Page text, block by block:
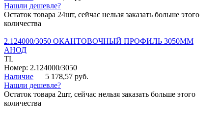
Нашли дешевле?
Остаток товара 24шт, сейчас нельзя заказать больше этого
количества
2.124000/3050 ОКАНТОВОЧНЫЙ ПРОФИЛЬ 3050ММ
АНОД
TL
Номер: 2.124000/3050
Наличие
5 178,57 руб.
Нашли дешевле?
Остаток товара 2шт, сейчас нельзя заказать больше этого
количества